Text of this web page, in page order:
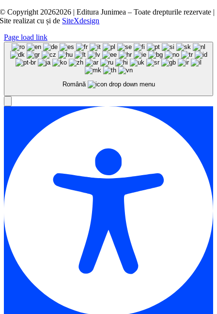
© Copyright 20262026 | Editura Junimea – Toate drepturile rezervate |
Site realizat cușide SiteXdesign
Page load link
Română